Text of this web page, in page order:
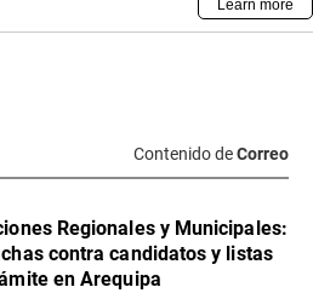
Contenido deCorreo
Regionales y Municipales:
contra candidatos y listas
en Arequipa